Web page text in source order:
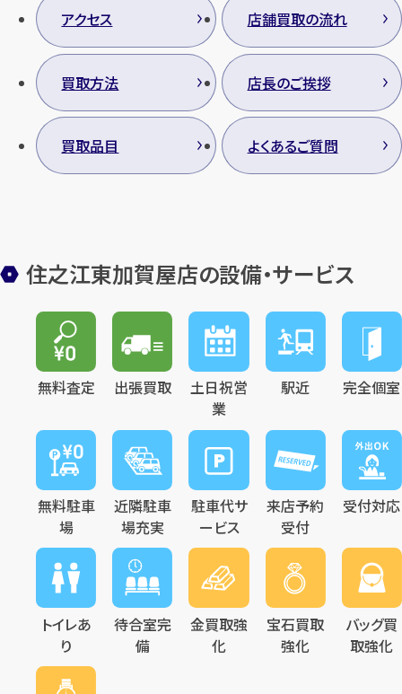
アクセス 店舗買取の流れ
買取方法 店長のご挨拶
買取品目 よくあるご質問
住之江東加賀屋店の設備・サービス
無料査定 出張買取
土日祝営
業
駅近 完全個室
無料駐車
場
近隣駐車
場充実
駐車代サ
ービス
来店予約
受付
受付対応
トイレあ
り
待合室完
備
金買取強
化
宝石買取
強化
バッグ買
取強化